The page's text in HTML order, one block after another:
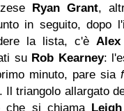
Ryan Grant,
in seguito, dopo
la lista, c'è
su Rob Kearney:
minuto, pare sia
Il triangolo allargato
che si chiama